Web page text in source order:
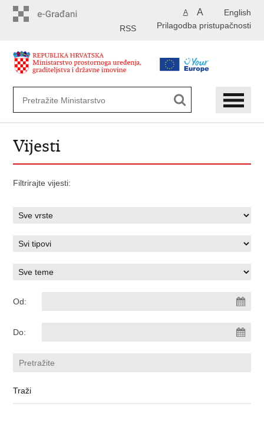
English
A A
Prilagodba pristupačnosti
RSS
Vijesti
Filtrirajte vijesti:
Od:
Do: